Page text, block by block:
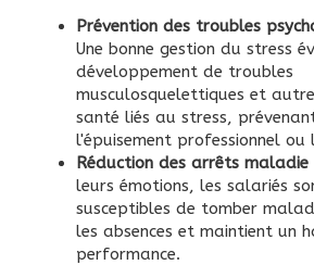
Prévention des troubles
Une bonne gestion du stress
développement de troubles
musculosquelettiques et
santé liés au stress,
l'épuisement professionnel
Réduction des arrêts maladie
leurs émotions, les salariés
susceptibles de tomber
les absences et maintient un
performance.